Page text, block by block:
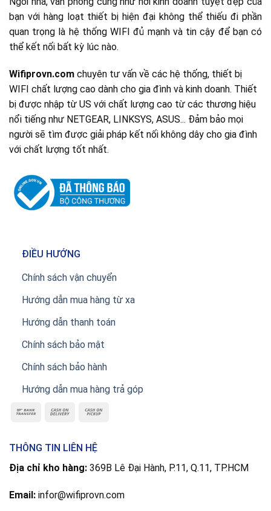
bạn với hàng loạt thiết bị hiện đại không thể thiếu đi phần
quan trọng là hệ thống WIFI đủ mạnh và tin cậy để bạn có
thể kết nối bất kỳ lúc nào.
Wifiprovn.com chuyên tư vấn về các hệ thống, thiết bị
WIFI chất lượng cao dành cho gia đình và kinh doanh. Thiết
bị được nhập từ US với chất lượng cao từ các thương hiệu
nổi tiếng như NETGEAR, LINKSYS, ASUS... Đảm bảo mọi
người sẽ tìm được giải pháp kết nối không dây cho gia đình
với chất lượng tốt nhất.
ĐIỀU HƯỚNG
Chính sách vận chuyển
Hướng dẫn mua hàng từ xa
Hướng dẫn thanh toán
Chính sách bảo mật
Chính sách bảo hành
Hướng dẫn mua hàng trả góp
THÔNG TIN LIÊN HỆ
Địa chỉ kho hàng: 369B Lê Đại Hành, P.11, Q.11, TP.HCM
Email: infor@wifiprovn.com